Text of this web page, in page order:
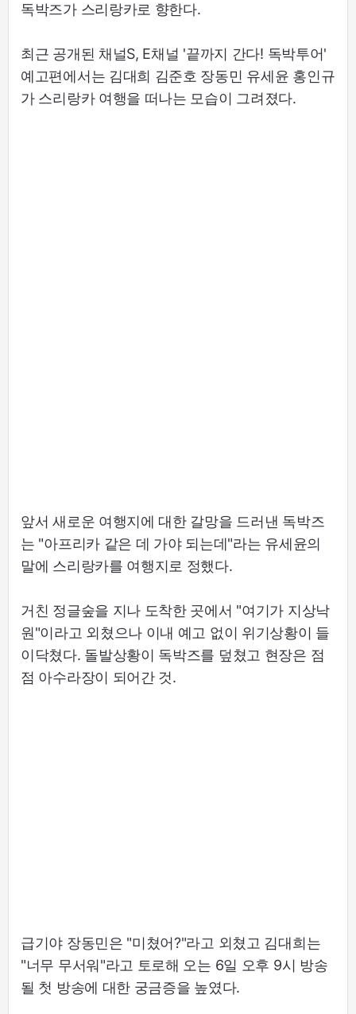
독박즈가 스리랑카로 향한다.
최근 공개된 채널S, E채널 '끝까지 간다! 독박투어'
예고편에서는 김대희 김준호 장동민 유세윤 홍인규
가 스리랑카 여행을 떠나는 모습이 그려졌다.
앞서 새로운 여행지에 대한 갈망을 드러낸 독박즈
는 "아프리카 같은 데 가야 되는데"라는 유세윤의
말에 스리랑카를 여행지로 정했다.
거친 정글숲을 지나 도착한 곳에서 "여기가 지상낙
원"이라고 외쳤으나 이내 예고 없이 위기상황이 들
이닥쳤다. 돌발상황이 독박즈를 덮쳤고 현장은 점
점 아수라장이 되어간 것.
급기야 장동민은 "미쳤어?"라고 외쳤고 김대희는
"너무 무서워"라고 토로해 오는 6일 오후 9시 방송
될 첫 방송에 대한 궁금증을 높였다.